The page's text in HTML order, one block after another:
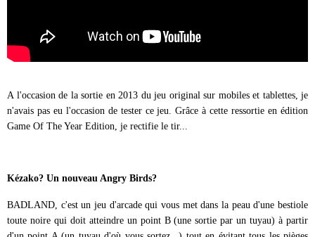
A l'occasion de la sortie en 2013 du jeu original sur mobiles et tablettes, je
n'avais pas eu l'occasion de tester ce jeu. Grâce à cette ressortie en édition
Game Of The Year Edition, je rectifie le tir...
Kézako? Un nouveau Angry Birds?
BADLAND, c'est un jeu d'arcade qui vous met dans la peau d'une bestiole
toute noire qui doit atteindre un point B (une sortie par un tuyau) à partir